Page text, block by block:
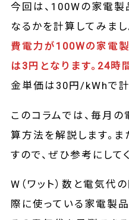
今回は、100Wの家電製
なるかを計算してみまし
費電力が100Wの家電
は3円となります。24時
金単価は30円/kWhで計
このコラムでは、毎月
算方法を解説します。ま
すので、ぜひ参考にして
W（ワット）数と電気代
際に使っている家電製品